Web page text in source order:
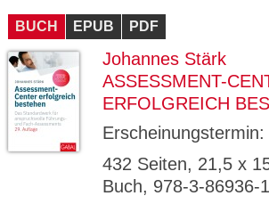
BUCH EPUB PDF
Johannes Stärk
ASSESSMENT-
ERFOLGREICH
Erscheinungstermin:
432 Seiten, 21,5 x
Buch, 978-3-86936-